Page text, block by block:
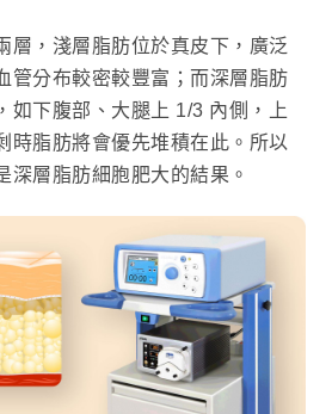
層，淺層脂肪位於真皮下，廣泛
管分布較密較豐富；而深層脂肪
如下腹部、大腿上 1/3 內側，上
時脂肪將會優先堆積在此。所以
深層脂肪細胞肥大的結果。